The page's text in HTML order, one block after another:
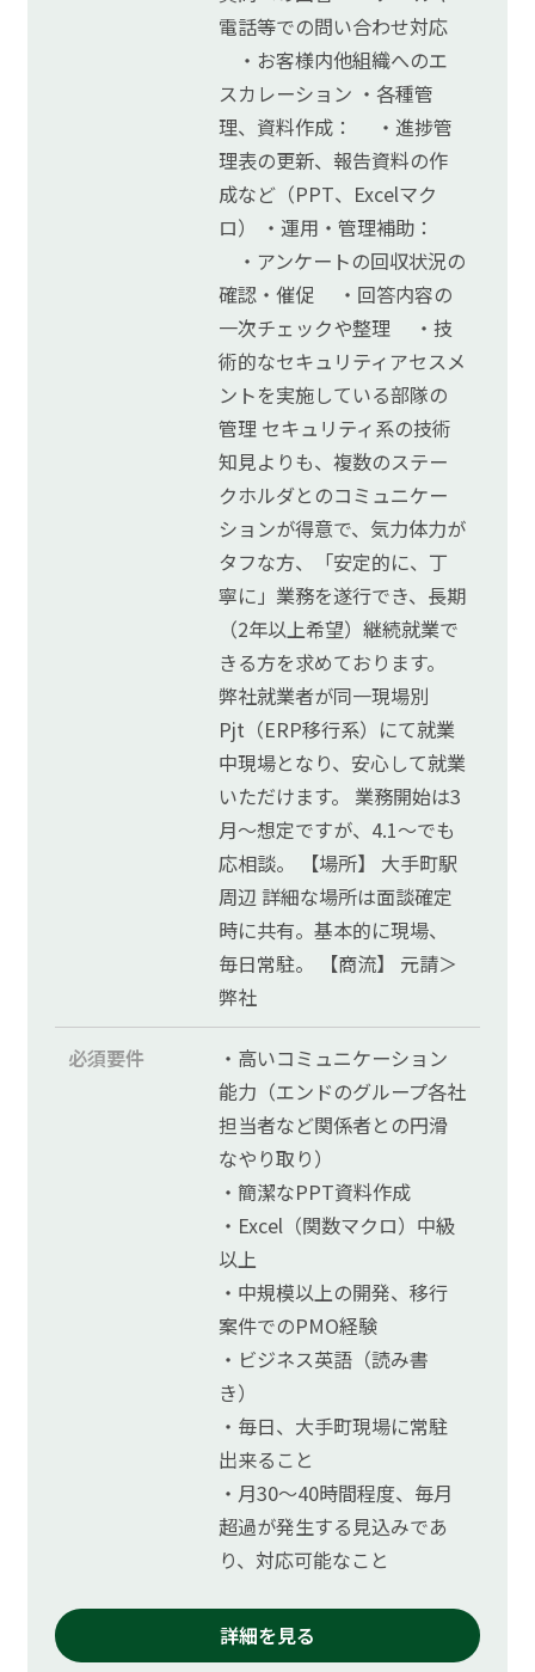
電話等での問い合わせ対応
・お客様内他組織へのエ
スカレーション ・各種管
理、資料作成： ・進捗管
理表の更新、報告資料の作
成など（PPT、Excelマク
ロ） ・運用・管理補助：
・アンケートの回収状況の
確認・催促 ・回答内容の
一次チェックや整理 ・技
術的なセキュリティアセスメ
ントを実施している部隊の
管理 セキュリティ系の技術
知見よりも、複数のステー
クホルダとのコミュニケー
ションが得意で、気力体力が
タフな方、「安定的に、丁
寧に」業務を遂行でき、長期
（2年以上希望）継続就業で
きる方を求めております。
弊社就業者が同一現場別
Pjt（ERP移行系）にて就業
中現場となり、安心して就業
いただけます。 業務開始は3
月～想定ですが、4.1～でも
応相談。 【場所】 大手町駅
周辺 詳細な場所は面談確定
時に共有。基本的に現場、
毎日常駐。 【商流】 元請＞
弊社
必須要件
・高いコミュニケーション
能力（エンドのグループ各社
担当者など関係者との円滑
なやり取り）
・簡潔なPPT資料作成
・Excel（関数マクロ）中級
以上
・中規模以上の開発、移行
案件でのPMO経験
・ビジネス英語（読み書
き）
・毎日、大手町現場に常駐
出来ること
・月30～40時間程度、毎月
超過が発生する見込みであ
り、対応可能なこと
詳細を見る